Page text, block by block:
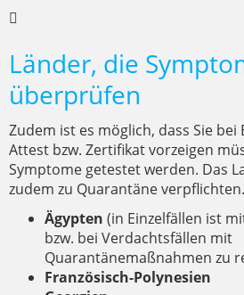
Länder, die
überprüfen
Zudem ist es möglich, dass Sie bei
Attest bzw. Zertifikat vorzeigen
Symptome getestet werden. Das
zudem zu Quarantäne
Ägypten (in Einzelfällen ist
bzw. bei Verdachtsfällen mit
Quarantänemaßnahmen zu
Französisch-Polynesien